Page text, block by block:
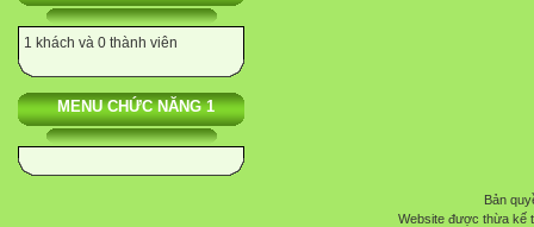
1 khách và 0 thành viên
MENU CHỨC NĂNG 1
Bản
Website được thừa kế